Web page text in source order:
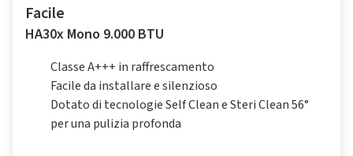
Facile
HA30x Mono 9.000 BTU
Classe A+++ in raffrescamento
Facile da installare e silenzioso
Dotato di tecnologie Self Clean e Steri Clean 56°
per una pulizia profonda